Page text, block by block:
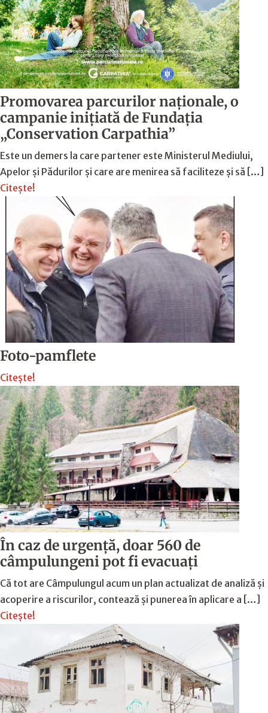
Promovarea parcurilor naționale, o
campanie inițiată de Fundația
„Conservation Carpathia”
Este un demers la care partener este Ministerul Mediului,
Apelor și Pădurilor și care are menirea să faciliteze și să […]
Citește!
Foto-pamflete
Citește!
În caz de urgență, doar 560 de
câmpulungeni pot fi evacuați
Că tot are Câmpulungul acum un plan actualizat de analiză și
acoperire a riscurilor, contează și punerea în aplicare a […]
Citește!